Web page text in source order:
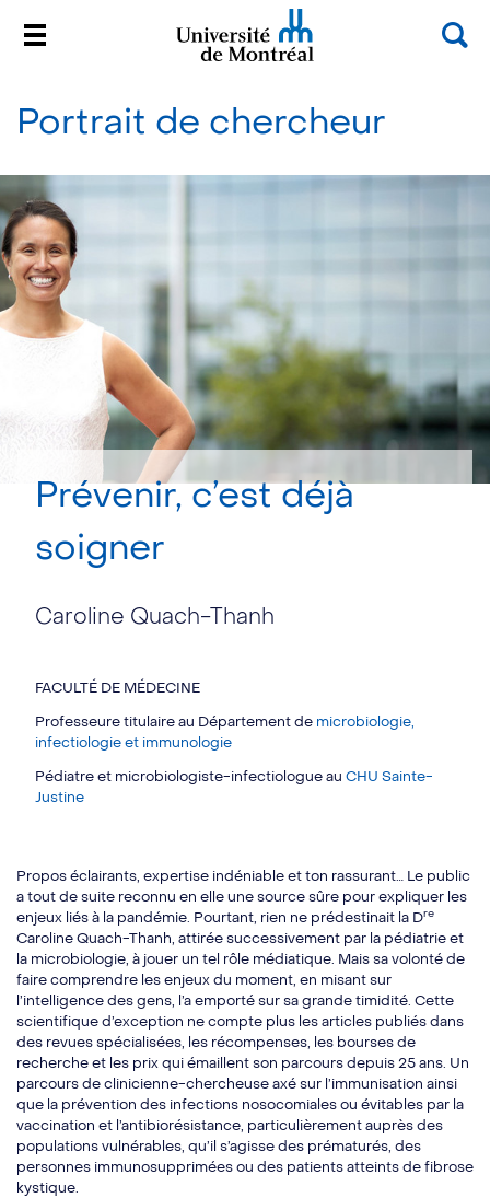
contenu
Portrait de chercheur
Prévenir, c’est déjà
soigner
Caroline Quach-Thanh
FACULTÉ DE MÉDECINE
Professeure titulaire au Département de microbiologie,
infectiologie et immunologie
Pédiatre et microbiologiste-infectiologue au CHU Sainte-
Justine
Propos éclairants, expertise indéniable et ton rassurant… Le public
a tout de suite reconnu en elle une source sûre pour expliquer les
enjeux liés à la pandémie. Pourtant, rien ne prédestinait la Dre
Caroline Quach-Thanh, attirée successivement par la pédiatrie et
la microbiologie, à jouer un tel rôle médiatique. Mais sa volonté de
faire comprendre les enjeux du moment, en misant sur
l’intelligence des gens, l’a emporté sur sa grande timidité. Cette
scientifique d’exception ne compte plus les articles publiés dans
des revues spécialisées, les récompenses, les bourses de
recherche et les prix qui émaillent son parcours depuis 25 ans. Un
parcours de clinicienne-chercheuse axé sur l’immunisation ainsi
que la prévention des infections nosocomiales ou évitables par la
vaccination et l’antibiorésistance, particulièrement auprès des
populations vulnérables, qu’il s’agisse des prématurés, des
personnes immunosupprimées ou des patients atteints de fibrose
kystique.